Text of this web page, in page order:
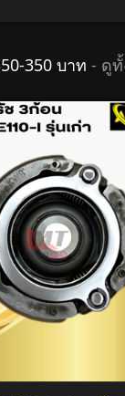
350 บาท - ดู